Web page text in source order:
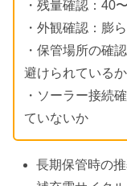
・残量確認：40
・外観確認：膨
・保管場所の確
避けられているか
・ソーラー接続
ていないか
長期保管時の